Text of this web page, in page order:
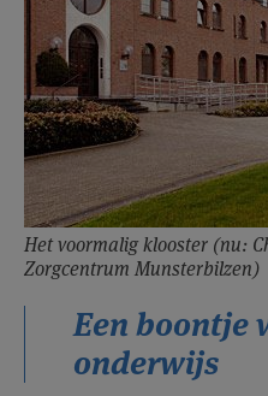
Het voormalig klooster (nu:
Zorgcentrum Munsterbilzen)
Een boontje
onderwijs